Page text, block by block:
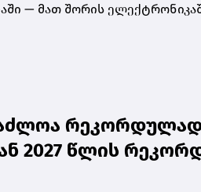
— მათ შორის
2027 წლის